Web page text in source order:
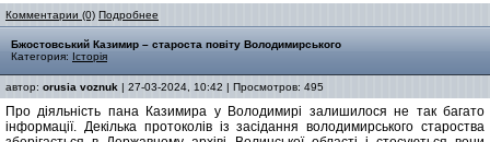
Комментарии (0) Подробнее
Бжостовський Казимир – староста повіту Володимирського
Категория: Історія
автор: orusia voznuk | 27-03-2024, 10:42 | Просмотров: 495
Про діяльність пана Казимира у Володимирі залишилося не так багато
інформації. Декілька протоколів із засідання володимирського староства